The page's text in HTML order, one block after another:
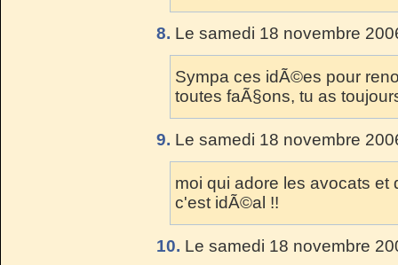
8. Le samedi 18 novembre
Sympa ces idÃ©es pour
toutes faÃ§ons, tu as
9. Le samedi 18 novembre
moi qui adore les avocats
c'est idÃ©al !!
10. Le samedi 18 novembre